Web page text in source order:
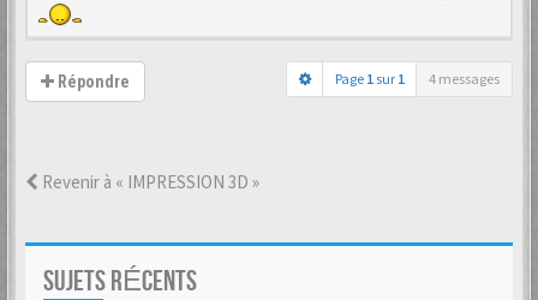
Répondre Page 1 sur 1 4 messages
Revenir à « IMPRESSION 3D »
SUJETS RÉCENTS